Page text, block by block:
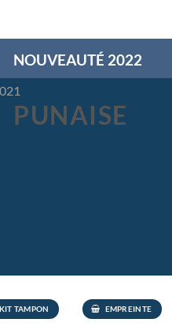
NOUVEAUTÉ 2022
PUNAISE
KIT TAMPON EMPREINTE